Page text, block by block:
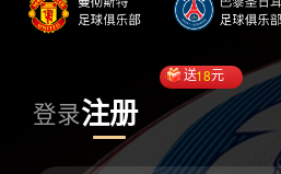
登录注册
送18元